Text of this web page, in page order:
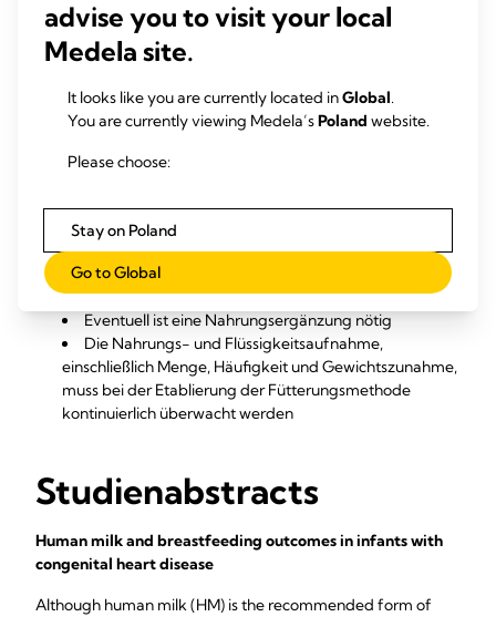
Eine Unterstützung der Kinn-, Wangen- und
Kieferbewegungen kann dabei helfen, ein stärkeres
Saugmuster zu erreichen, falls die Kontrolle der
Mundmotorik gering ausgeprägt ist oder das
Saugen schwach oder unorganisiert erfolgt
Eine Änderung der Position und des Anlegens
kann das Stillen unterstützen. Verschiedene
und/oder Gaumenspalte oder mit besonderen
Bedürfnissen hilfreich sein
Falls die Mutter teilweise stillt, muss sie regelmäßig
Milch abpumpen und die Stillmahlzeiten anhand
alternativer Hilfsmittel ergänzen
Eventuell ist eine Nahrungsergänzung nötig
Die Nahrungs- und Flüssigkeitsaufnahme,
einschließlich Menge, Häufigkeit und Gewichtszunahme,
muss bei der Etablierung der Fütterungsmethode
kontinuierlich überwacht werden
Studienabstracts
Human milk and breastfeeding outcomes in infants with
congenital heart disease
Although human milk (HM) is the recommended form of
advise you to visit your local
Medela site.
It looks like you are currently located inGlobal.
You are currently viewing Medela’sPoland website.
Please choose:
Stay on Poland
Go to Global